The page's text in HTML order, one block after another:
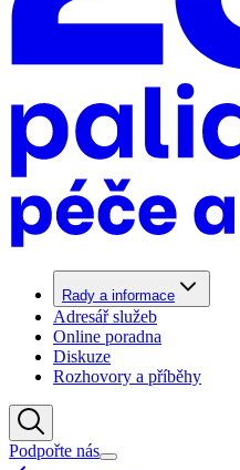
Rady a informace
Adresář služeb
Online poradna
Diskuze
Rozhovory a příběhy
Podpořte nás